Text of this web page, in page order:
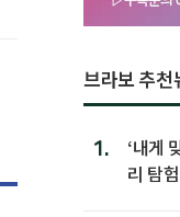
브라보 추천
1.
‘내게
리 탐